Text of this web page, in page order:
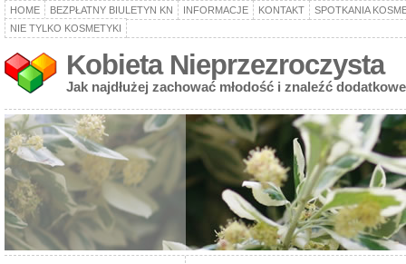
HOME BEZPŁATNY BIULETYN KN INFORMACJE KONTAKT
SPOTKANIA
NIE TYLKO KOSMETYKI
Kobieta Nieprzezroczysta
Jak najdłużej zachować młodość i znaleźć